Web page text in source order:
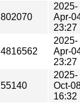
802070
2025-
Apr-
23:27
4816562
2025-
Apr-
23:27
55140
2025-
Oct-
16:32